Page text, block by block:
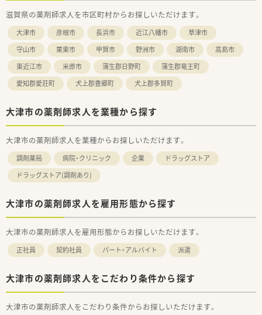
兼ねなく取得できるような優しい社風が定着しています。
【求人情報について】
■勤務薬剤師としての採用を行っており、これまでの実務経験や
ご年齢などを最大限に考慮して待遇が決定されます。
■想定される提示年収は450万円から600万円となっており、高
い専門性や経験をお持ちであれば高収入が可能です。
■福利厚生として財形貯蓄制度や持株会が用意されているほか、
滋賀県の薬剤師求人を市区町村からお探しいただけます。
大津市 彦根市 長浜市 近江八幡市
草津市
守山市
栗東市 甲賀市 野洲市 湖南市
高島市
東近江市
米原市 蒲生郡日野町
蒲生郡竜王町
愛知郡愛荘町
犬上郡豊郷町 犬上郡多賀町
大津市の薬剤師求人を業種から探す
大津市の薬剤師求人を業種からお探しいただけます。
調剤薬局 病院・クリニック 企業
ドラッグストア
ドラッグストア(調剤あり)
大津市の薬剤師求人を雇用形態から探す
大津市の薬剤師求人を雇用形態からお探しいただけます。
正社員 契約社員 パート・アルバイト 派遣
大津市の薬剤師求人をこだわり条件から探す
大津市の薬剤師求人をこだわり条件からお探しいただけます。